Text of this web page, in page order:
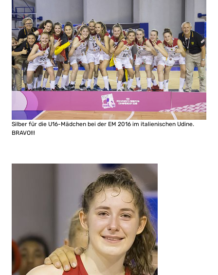
Silber für die U16-Mädchen bei der EM 2016 im italienischen Udine.
BRAVO!!!